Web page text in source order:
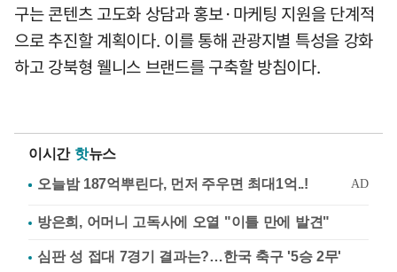
구는 콘텐츠 고도화 상담과 홍보·마케팅 지원을 단계적
으로 추진할 계획이다. 이를 통해 관광지별 특성을 강화
하고 강북형 웰니스 브랜드를 구축할 방침이다.
이시간 핫뉴스
방은희, 어머니 고독사에 오열 "이틀 만에 발견"
심판 성 접대 7경기 결과는?…한국 축구 '5승 2무'